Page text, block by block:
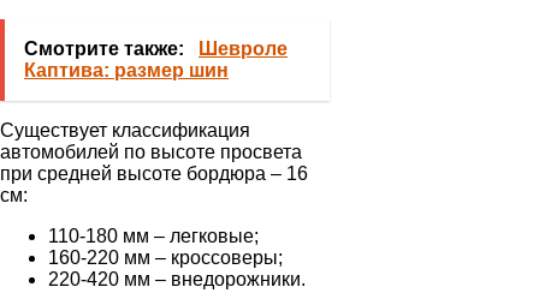
Смотрите также:
Шевроле
Каптива: размер шин
Существует классификация
автомобилей по высоте просвета
при средней высоте бордюра – 16
см:
110-180 мм – легковые;
160-220 мм – кроссоверы;
220-420 мм – внедорожники.